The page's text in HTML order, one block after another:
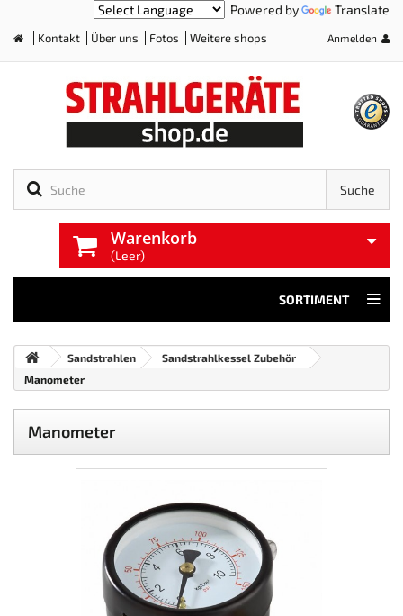
Powered by Translate
Kontakt Über uns Fotos Weitere shops Anmelden
Suche
Warenkorb
(Leer)
SORTIMENT
Sandstrahlen
Sandstrahlkessel Zubehör
Manometer
Manometer